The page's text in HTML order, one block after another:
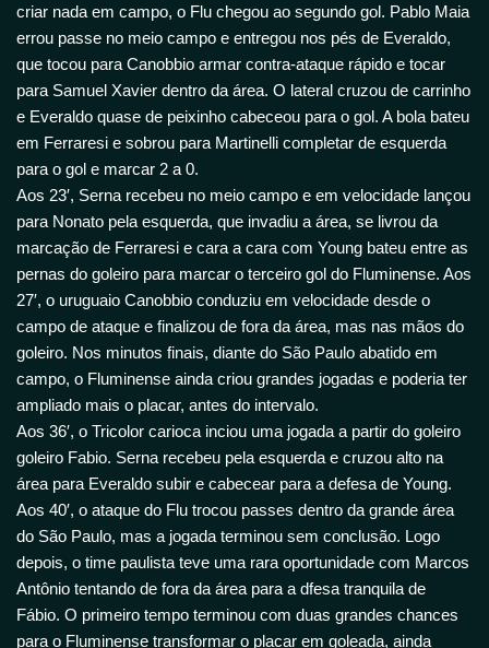
criar nada em campo, o Flu chegou ao segundo gol. Pablo Maia
errou passe no meio campo e entregou nos pés de Everaldo,
que tocou para Canobbio armar contra-ataque rápido e tocar
para Samuel Xavier dentro da área. O lateral cruzou de carrinho
e Everaldo quase de peixinho cabeceou para o gol. A bola bateu
em Ferraresi e sobrou para Martinelli completar de esquerda
para o gol e marcar 2 a 0.
Aos 23′, Serna recebeu no meio campo e em velocidade lançou
para Nonato pela esquerda, que invadiu a área, se livrou da
marcação de Ferraresi e cara a cara com Young bateu entre as
pernas do goleiro para marcar o terceiro gol do Fluminense. Aos
27′, o uruguaio Canobbio conduziu em velocidade desde o
campo de ataque e finalizou de fora da área, mas nas mãos do
goleiro. Nos minutos finais, diante do São Paulo abatido em
campo, o Fluminense ainda criou grandes jogadas e poderia ter
ampliado mais o placar, antes do intervalo.
Aos 36′, o Tricolor carioca inciou uma jogada a partir do goleiro
goleiro Fabio. Serna recebeu pela esquerda e cruzou alto na
área para Everaldo subir e cabecear para a defesa de Young.
Aos 40′, o ataque do Flu trocou passes dentro da grande área
do São Paulo, mas a jogada terminou sem conclusão. Logo
depois, o time paulista teve uma rara oportunidade com Marcos
Antônio tentando de fora da área para a dfesa tranquila de
Fábio. O primeiro tempo terminou com duas grandes chances
para o Fluminense transformar o placar em goleada, ainda